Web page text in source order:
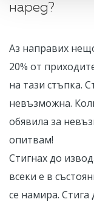
наред?
Аз направих
20% от
на тази стъпка.
невъзможна.
обявила за
опитвам!
Стигнах до
всеки е в
се намира.